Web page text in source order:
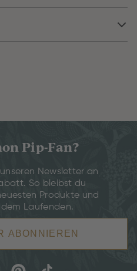
Pip-Fan?
Newsletter an
So bleibst du
Produkte und
Laufenden.
ABONNIEREN